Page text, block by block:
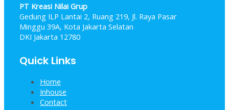
PT Kreasi Nilai Grup
Gedung ILP Lantai 2, Ruang 219, Jl. Raya Pasar
Minggu 39A, Kota Jakarta Selatan
DKI Jakarta 12780
Quick Links
Home
Inhouse
Contact